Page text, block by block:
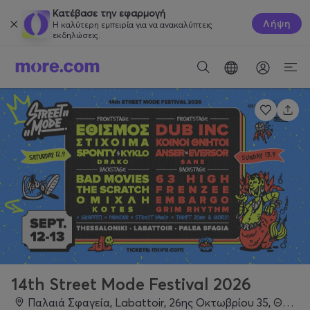
Κατέβασε την εφαρμογή
Η καλύτερη εμπειρία για να ανακαλύπτεις
εκδηλώσεις.
Λήψη
14th Street Mode Festival 2026
Παλαιά Σφαγεία, Labattoir, 26ης Οκτωβρίου 35, Θεσσαλονίκη